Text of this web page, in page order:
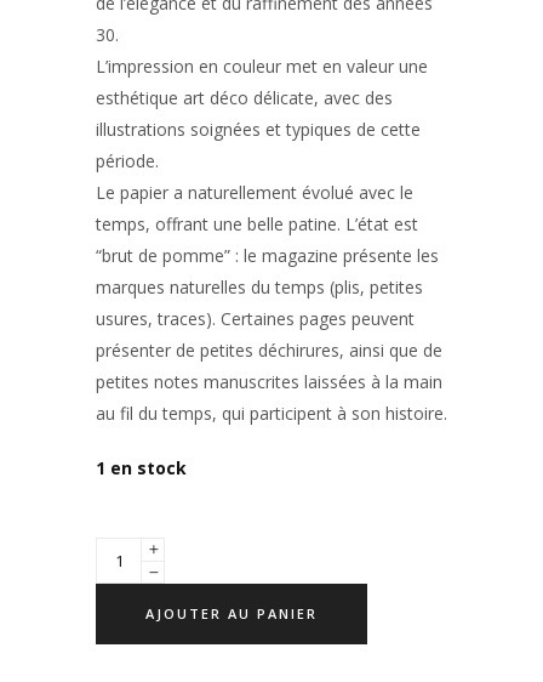
30.
L’impression en couleur met en valeur une
esthétique art déco délicate, avec des
illustrations soignées et typiques de cette
période.
Le papier a naturellement évolué avec le
temps, offrant une belle patine. L’état est
“brut de pomme” : le magazine présente les
marques naturelles du temps (plis, petites
usures, traces). Certaines pages peuvent
présenter de petites déchirures, ainsi que de
petites notes manuscrites laissées à la main
au fil du temps, qui participent à son histoire.
1 en stock
AJOUTER AU PANIER